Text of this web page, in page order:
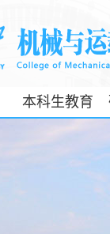
本科生教育